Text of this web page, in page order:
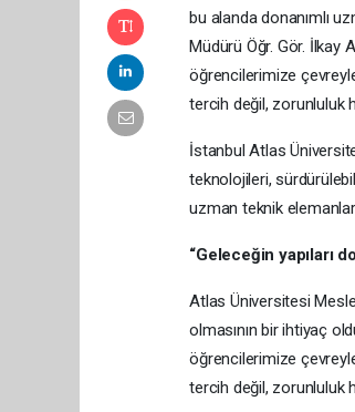
bu alanda donanımlı
Müdürü Öğr. Gör. İlkay
öğrencilerimize
tercih değil, zorunluluk
İstanbul Atlas
teknolojileri,
uzman teknik
“Geleceğin yapıları
Atlas Üniversitesi
olmasının bir ihtiyaç
öğrencilerimize
tercih değil, zorunluluk